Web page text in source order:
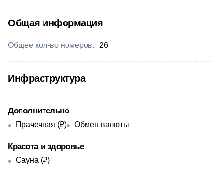
Общая информация
Общее кол-во номеров: 26
Инфраструктура
Дополнительно
Прачечная (₽) Обмен валюты
Красота и здоровье
Сауна (₽)